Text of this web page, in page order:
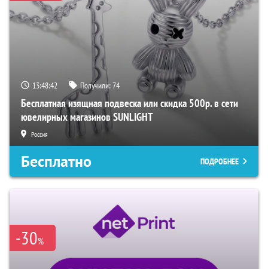
13:48:41 Получили:74
Бесплатная изящная подвеска или скидка 500р. в сети
ювелирных магазинов SUNLIGHT
Россия
Бесплатно ПОДРОБНЕЕ
-30%